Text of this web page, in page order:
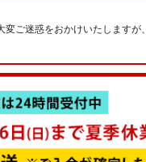
ご迷惑をおかけいたしますが、